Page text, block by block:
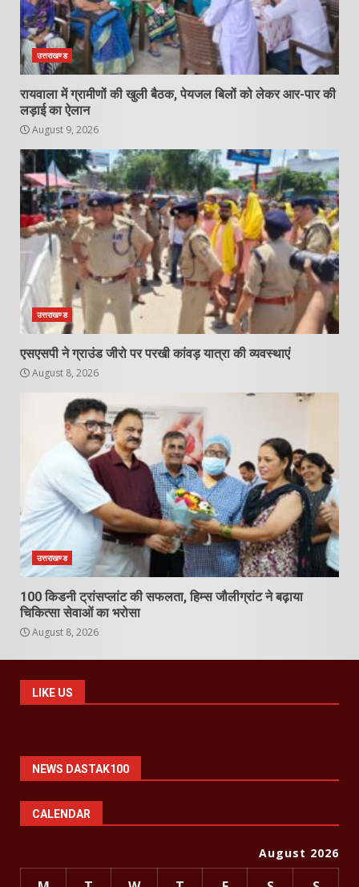
उत्तराखण्ड
रायवाला में ग्रामीणों की खुली बैठक, पेयजल बिलों को लेकर आर-पार की
लड़ाई का ऐलान
August 9, 2026
उत्तराखण्ड
एसएसपी ने ग्राउंड जीरो पर परखी कांवड़ यात्रा की व्यवस्थाएं
August 8, 2026
उत्तराखण्ड
100 किडनी ट्रांसप्लांट की सफलता, हिम्स जौलीग्रांट ने बढ़ाया
चिकित्सा सेवाओं का भरोसा
August 8, 2026
LIKE US
NEWS DASTAK100
CALENDAR
August 2026